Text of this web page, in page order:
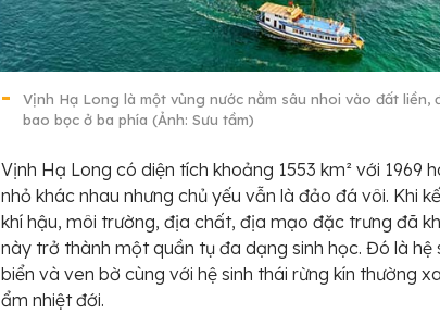
Vịnh Hạ Long là một vùng nước nằm sâu nhoi vào đất liền,
bao bọc ở ba phía (Ảnh: Sưu tầm)
Vịnh Hạ Long có diện tích khoảng 1553 km² với 1969
nhỏ khác nhau nhưng chủ yếu vẫn là đảo đá vôi. Khi
khí hậu, môi trường, địa chất, địa mạo đặc trưng đã
này trở thành một quần tụ đa dạng sinh học. Đó là hệ
biển và ven bờ cùng với hệ sinh thái rừng kín thường
ẩm nhiệt đới.